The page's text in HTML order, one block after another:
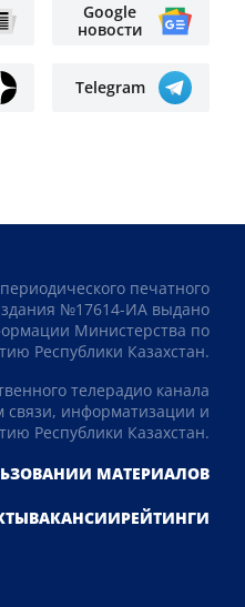
Google
новости
Telegram
печатного
№17614-ИА выдано
Министерства по
Республики Казахстан.
телерадио канала
связи, информатизации и
Республики Казахстан.
МАТЕРИАЛОВ
ВАКАНСИИРЕЙТИНГИ